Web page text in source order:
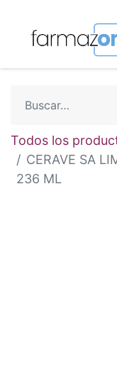
Todos los
CERAVE SA
236 ML